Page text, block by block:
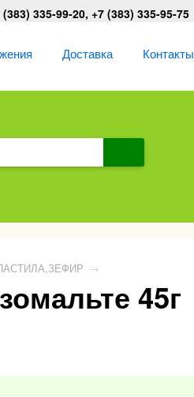
335-99-20, +7 (383) 335-95-75
Доставка Контакты
→
45г